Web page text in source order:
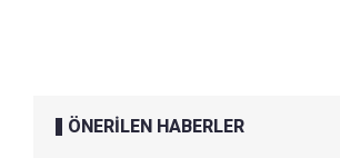
ÖNERİLEN HABERLER